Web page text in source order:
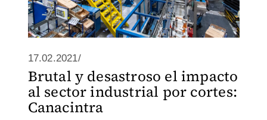
17.02.2021/
Brutal y desastroso el impacto
al sector industrial por cortes:
Canacintra